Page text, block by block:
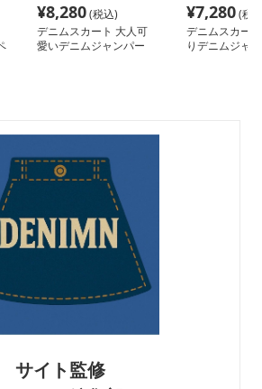
¥8,280(税込)
デニムスカート 大人可
愛いデニムジャンパー
¥7,280(税
デニムスカー
りデニムジャ
サイト監修